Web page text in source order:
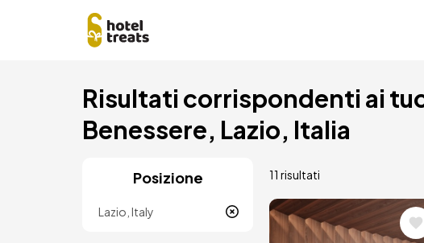
Risultati corrispondenti ai
Benessere, Lazio, Italia
Posizione 11 risultati
Immagine